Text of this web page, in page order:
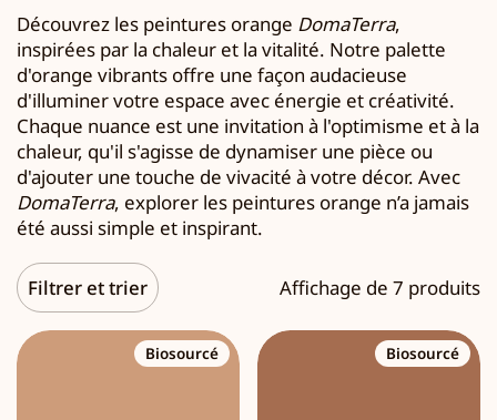
Découvrez les peintures orange DomaTerra,
inspirées par la chaleur et la vitalité. Notre palette
d'orange vibrants offre une façon audacieuse
d'illuminer votre espace avec énergie et créativité.
Chaque nuance est une invitation à l'optimisme et à la
chaleur, qu'il s'agisse de dynamiser une pièce ou
d'ajouter une touche de vivacité à votre décor. Avec
DomaTerra, explorer les peintures orange n’a jamais
été aussi simple et inspirant.
Filtrer et trier Affichage de 7 produits
Biosourcé Biosourcé